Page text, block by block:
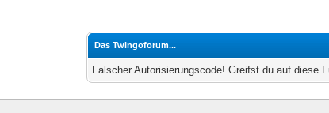
Das Twingoforum...
Falscher Autorisierungscode! Greifst du auf diese